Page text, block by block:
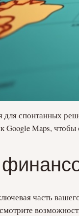
для спонтанных
Google Maps,
часть